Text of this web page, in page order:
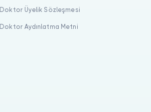
Doktor Üyelik Sözleşmesi
Doktor Aydınlatma Metni